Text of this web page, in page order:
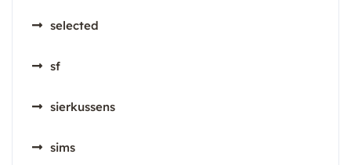
selected
sf
sierkussens
sims